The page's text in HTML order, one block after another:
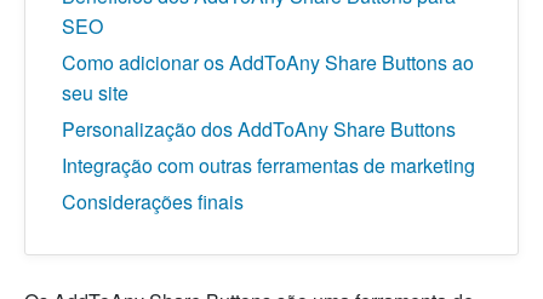
SEO
Como adicionar os AddToAny Share Buttons ao
seu site
Personalização dos AddToAny Share Buttons
Integração com outras ferramentas de marketing
Considerações finais